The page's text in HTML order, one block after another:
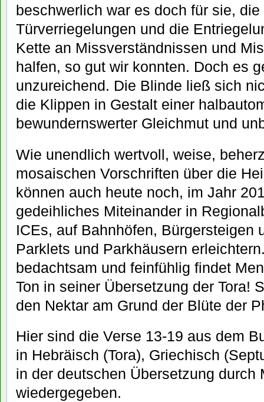
beschwerlich war es doch für sie,
Türverriegelungen und die
Kette an Missverständnissen und
halfen, so gut wir konnten. Doch es
unzureichend. Die Blinde ließ sich
die Klippen in Gestalt einer
bewundernswerter Gleichmut und
Wie unendlich wertvoll, weise,
mosaischen Vorschriften über die
können auch heute noch, im Jahr
gedeihliches Miteinander in
ICEs, auf Bahnhöfen, Bürgersteigen
Parklets und Parkhäusern
bedachtsam und feinfühlig findet
Ton in seiner Übersetzung der Tora!
den Nektar am Grund der Blüte der
Hier sind die Verse 13-19 aus dem
in Hebräisch (Tora), Griechisch
in der deutschen Übersetzung durch
wiedergegeben.